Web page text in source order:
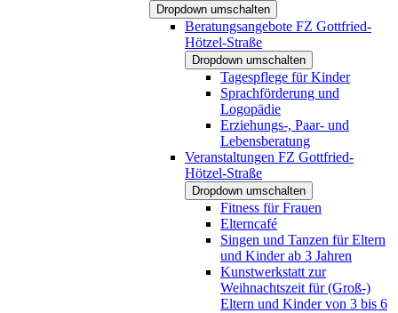
Dropdown umschalten
Beratungsangebote FZ Gottfried-
Hötzel-Straße
Dropdown umschalten
Tagespflege für Kinder
Sprachförderung und
Logopädie
Erziehungs-, Paar- und
Lebensberatung
Veranstaltungen FZ Gottfried-
Hötzel-Straße
Dropdown umschalten
Fitness für Frauen
Elterncafé
Singen und Tanzen für Eltern
und Kinder ab 3 Jahren
Kunstwerkstatt zur
Weihnachtszeit für (Groß-)
Eltern und Kinder von 3 bis 6